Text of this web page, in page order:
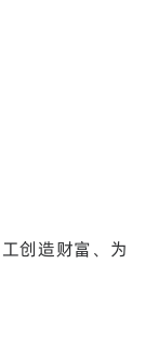
创造财富、为